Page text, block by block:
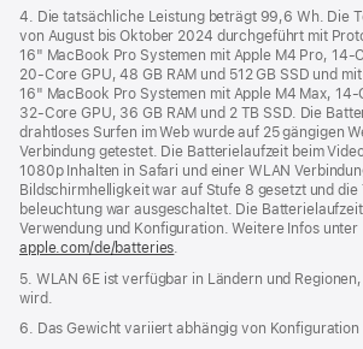
4. Die tatsächliche Leistung beträgt 99,6 Wh. Die
von August bis Oktober 2024 durchgeführt mit
16" MacBook Pro Systemen mit Apple M4 Pro,
20‑Core GPU, 48 GB RAM und 512 GB SSD und
16" MacBook Pro Systemen mit Apple M4 Max,
32‑Core GPU, 36 GB RAM und 2 TB SSD. Die
drahtloses Surfen im Web wurde auf 25 gängigen
Verbindung getestet. Die Batterielaufzeit beim
1080p Inhalten in Safari und einer WLAN
Bildschirm­helligkeit war auf Stufe 8 gesetzt und
beleuchtung war ausgeschaltet. Die
Verwendung und Konfiguration. Weitere Infos unter
apple.com/de/batteries.
5. WLAN 6E ist verfügbar in Ländern und
wird.
6. Das Gewicht variiert abhängig von Konfiguration